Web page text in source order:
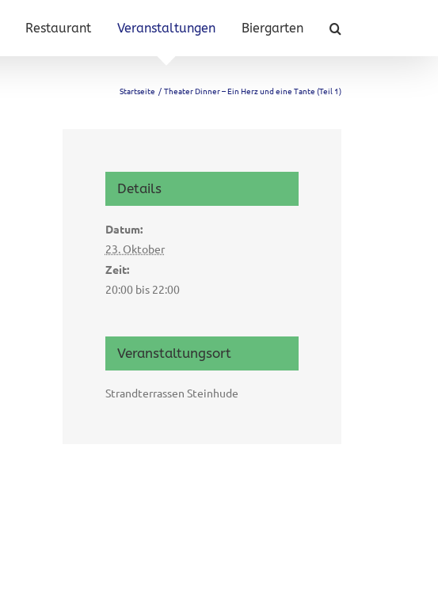
Restaurant Veranstaltungen Biergarten
Startseite Theater Dinner – Ein Herz und eine Tante (Teil 1)
Details
Datum:
23. Oktober
Zeit:
20:00 bis 22:00
Veranstaltungsort
Strandterrassen Steinhude